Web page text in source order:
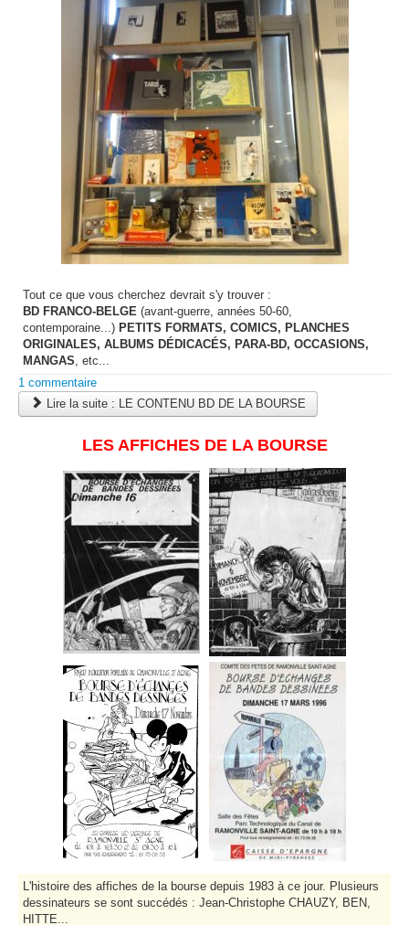
Tout ce que vous cherchez devrait s'y trouver :
BD FRANCO-BELGE (avant-guerre, années 50-60,
contemporaine...) PETITS FORMATS, COMICS, PLANCHES
ORIGINALES, ALBUMS DÉDICACÉS, PARA-BD, OCCASIONS,
MANGAS, etc...
1 commentaire
Lire la suite : LE CONTENU BD DE LA BOURSE
LES AFFICHES DE LA BOURSE
L'histoire des affiches de la bourse depuis 1983 à ce jour. Plusieurs
dessinateurs se sont succédés : Jean-Christophe CHAUZY, BEN,
HITTE...